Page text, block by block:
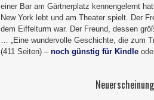
einer Bar am Gärtnerplatz kennengelernt
New York lebt und am Theater spielt. Der
dem Eiffelturm war. Der Freund, dessen
… „Eine wundervolle Geschichte, die zum
(411 Seiten) – noch günstig für Kindle